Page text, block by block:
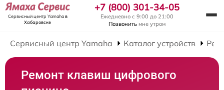
Сервисный центр Yamahaв
Хабаровске
+7 (800) 301-34-05
Ежедневно с 9:00 до 21:00
Позвонить мне утром
Сервисный центр Yamaha Каталог устройств
Ремонт клавиш цифрового